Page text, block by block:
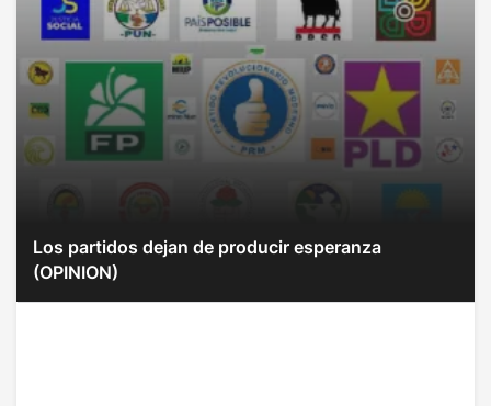
Los partidos dejan de producir esperanza
(OPINION)